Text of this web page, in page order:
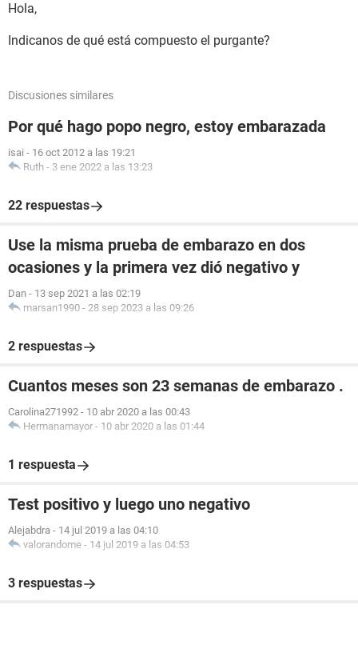
Hola,
Indicanos de qué está compuesto el purgante?
Discusiones similares
Por qué hago popo negro, estoy embarazada
isai - 16 oct 2012 a las 19:21
Ruth - 3 ene 2022 a las 13:23
22 respuestas
Use la misma prueba de embarazo en dos
ocasiones y la primera vez dió negativo y
Dan - 13 sep 2021 a las 02:19
marsan1990 - 28 sep 2023 a las 09:26
2 respuestas
Cuantos meses son 23 semanas de embarazo .
Carolina271992 - 10 abr 2020 a las 00:43
Hermanamayor - 10 abr 2020 a las 01:44
1 respuesta
Test positivo y luego uno negativo
Alejabdra - 14 jul 2019 a las 04:10
valorandome - 14 jul 2019 a las 04:53
3 respuestas